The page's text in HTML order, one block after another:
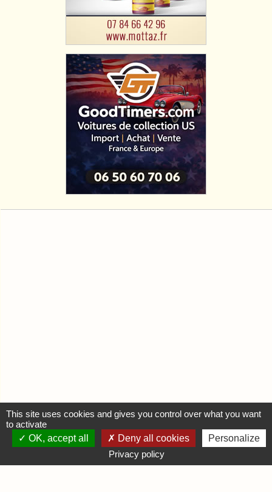
MON COMPTE
Se connecter
This site uses cookies and gives you control over what you want
to activate
OK, accept all
Deny all cookies
Personalize
Privacy policy